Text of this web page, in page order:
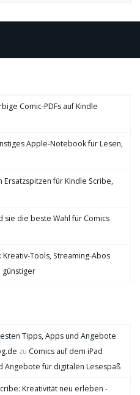
Comic-PDFs auf Kindle
Apple-Notebook für Lesen,
Ersatzspitzen für Kindle Scribe,
sie die beste Wahl für Comics
Tools, Streaming‑Abos
günstiger
Tipps, Apps und Angebote
zu Comics auf dem iPad
Angebote für digitalen Lesespaß
Kreativität neu erleben -